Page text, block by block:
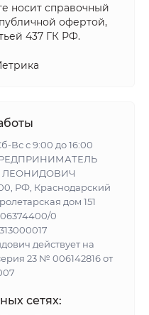
носит справочный
офертой,
437 ГК РФ.
Вс с 9:00 до 16:00
ЛЕОНИДОВИЧ
РФ, Краснодарский
дом 151
0
действует на
23 № 006142816 от
сетях: